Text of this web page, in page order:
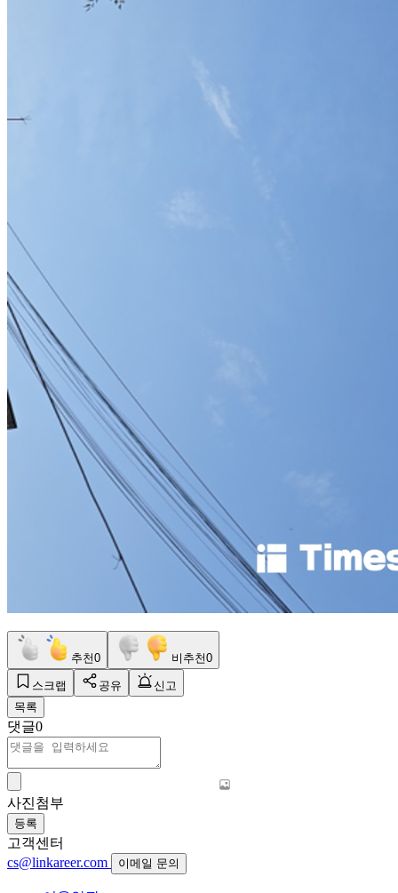
추천0 비추천0
스크랩 공유
신고
목록
댓글0
사진첨부
등록
고객센터
cs@linkareer.com
이메일 문의